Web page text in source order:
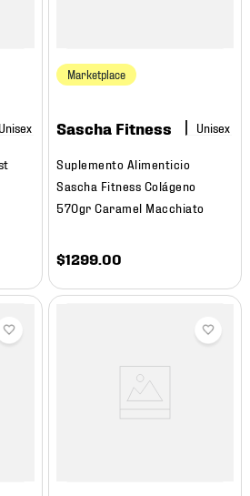
Marketplace
Sascha Fitness
Suplemento Alimenticio
Sascha Fitness Colágeno
570gr Caramel Macchiato
$1299 .00